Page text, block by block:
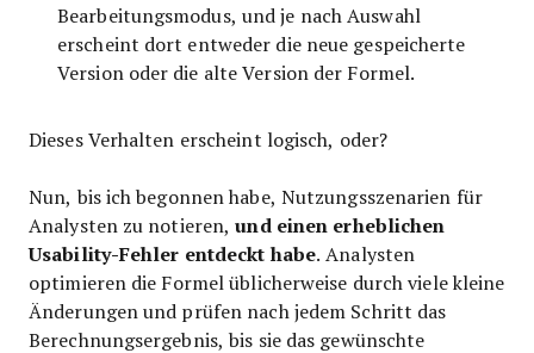
Bearbeitungsmodus, und je nach Auswahl
erscheint dort entweder die neue gespeicherte
Version oder die alte Version der Formel.
Dieses Verhalten erscheint logisch, oder?
Nun, bis ich begonnen habe, Nutzungsszenarien für
Analysten zu notieren,und einen erheblichen
Usability-Fehler entdeckt habe. Analysten
optimieren die Formel üblicherweise durch viele kleine
Änderungen und prüfen nach jedem Schritt das
Berechnungsergebnis, bis sie das gewünschte